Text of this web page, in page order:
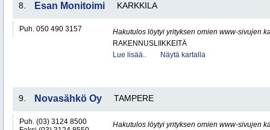
8. Esan Monitoimi KARKKILA
Puh. 050 490 3157
Hakutulos löytyi yrityksen omien www-sivujen
RAKENNUSLIIKKEITÄ
Lue lisää..
Näytä kartalla
9. Novasähkö Oy TAMPERE
Puh. (03) 3124 8500
Hakutulos löytyi yrityksen omien www-sivujen